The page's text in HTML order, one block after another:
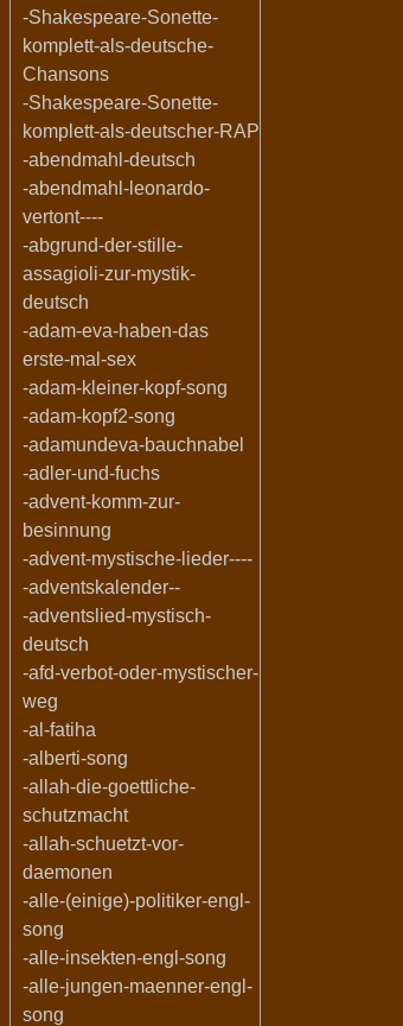
-Shakespeare-Sonette-
komplett-als-deutsche-
Chansons
-Shakespeare-Sonette-
komplett-als-deutscher-RAP
-abendmahl-deutsch
-abendmahl-leonardo-
vertont----
-abgrund-der-stille-
assagioli-zur-mystik-
deutsch
-adam-eva-haben-das
erste-mal-sex
-adam-kleiner-kopf-song
-adam-kopf2-song
-adamundeva-bauchnabel
-adler-und-fuchs
-advent-komm-zur-
besinnung
-advent-mystische-lieder----
-adventskalender--
-adventslied-mystisch-
deutsch
-afd-verbot-oder-mystischer-
weg
-al-fatiha
-alberti-song
-allah-die-goettliche-
schutzmacht
-allah-schuetzt-vor-
daemonen
-alle-(einige)-politiker-engl-
song
-alle-insekten-engl-song
-alle-jungen-maenner-engl-
song